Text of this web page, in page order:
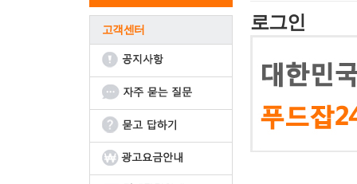
고객센터 로그인